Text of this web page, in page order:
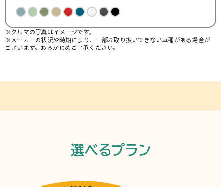
※クルマの写真はイメージです。
※メーカーの状況や時期により、一部お取り扱いできない車種がある場合が
ございます。あらかじめご了承ください。
選べるプラン